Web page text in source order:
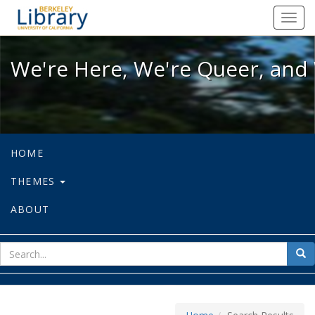
We're Here, We're Queer, and
We're Here, We're Queer,
HOME
THEMES
ABOUT
for